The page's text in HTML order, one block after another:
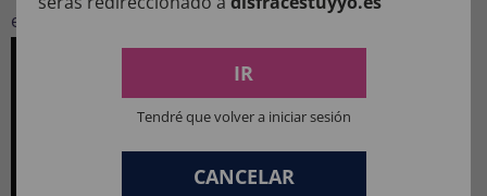
em qualquer festa.
IR
Tendré que volver a iniciar sesión
CANCELAR